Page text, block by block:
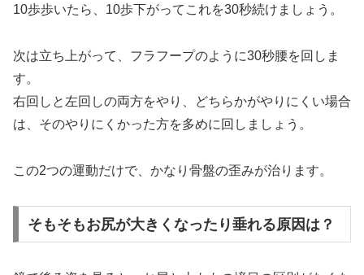
10歩歩いたら、10歩下がってこれを30秒続けましょう。
次は立ち上がって、フラフープのように30秒腰を回しま
す。
右回しと左回しの両方をやり、どちらかがやりにくい場合
は、そのやりにくかった方を多めに回しましょう。
この2つの運動だけで、かなり骨盤の歪みが治ります。
そもそもお尻が大きくなったり垂れる原因は？